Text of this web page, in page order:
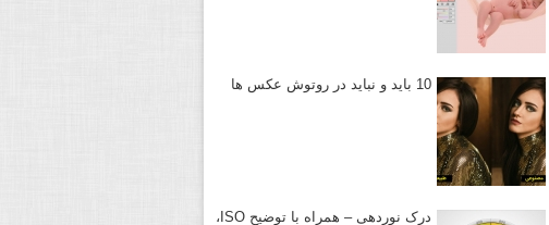
10 باید و نباید در روتوش عکس ها
درک نوردهی – همراه با توضیح ISO،